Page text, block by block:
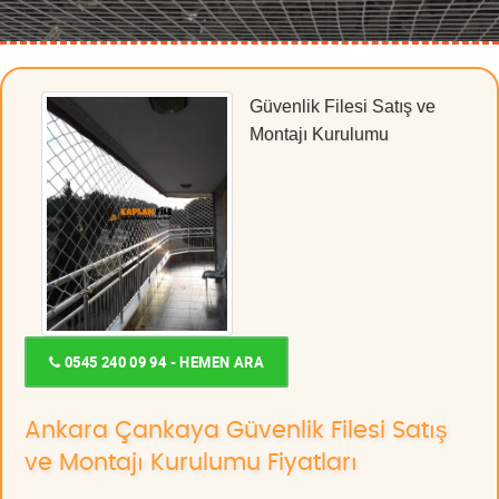
Güvenlik Filesi Satış ve
Montajı Kurulumu
0545 240 09 94 - HEMEN ARA
Ankara Çankaya Güvenlik Filesi Satış
ve Montajı Kurulumu Fiyatları